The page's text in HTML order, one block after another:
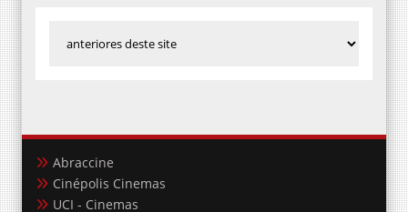
Abraccine
Cinépolis Cinemas
UCI - Cinemas